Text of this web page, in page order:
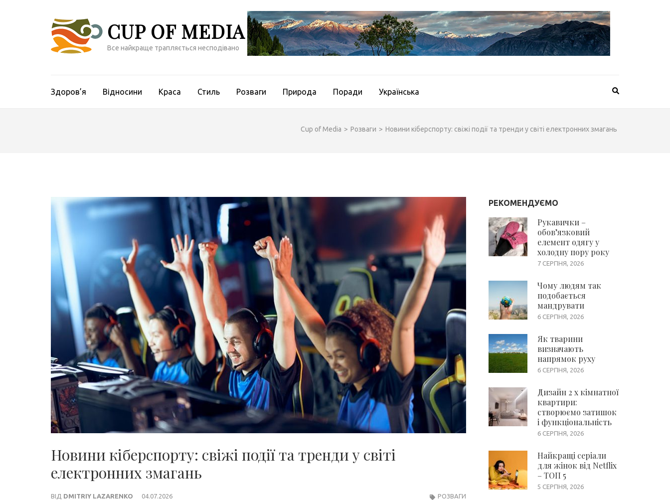
CUP OF MEDIA
Все найкраще трапляється несподівано
Здоров’я Відносини Краса Стиль Розваги Природа Поради Українська
Cup of Media > Розваги > Новини кіберспорту: свіжі події та тренди у світі електронних змагань
Новини кіберспорту: свіжі події та тренди у світі
електронних змагань
ВІД DMITRIY LAZARENKO 04.07.2026 РОЗВАГИ
РЕКОМЕНДУЄМО
Рукавички –
обов’язковий
елемент одягу у
холодну пору року
7 СЕРПНЯ, 2026
Чому людям так
подобається
мандрувати
6 СЕРПНЯ, 2026
Як тварини
визначають
напрямок руху
6 СЕРПНЯ, 2026
Дизайн 2 х кімнатної
квартири:
створюємо затишок
і функціональність
6 СЕРПНЯ, 2026
Найкращі серіали
для жінок від Netflix
– ТОП 5
5 СЕРПНЯ, 2026